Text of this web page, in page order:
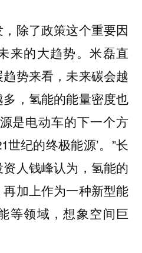
除了政策这个重要因
来的大趋势。米磊直
势来看，未来碳会越
，氢能的能量密度也
是电动车的下一个方
世纪的终极能源’。”长
人钱峰认为，氢能的
加上作为一种新型能
等领域，想象空间巨